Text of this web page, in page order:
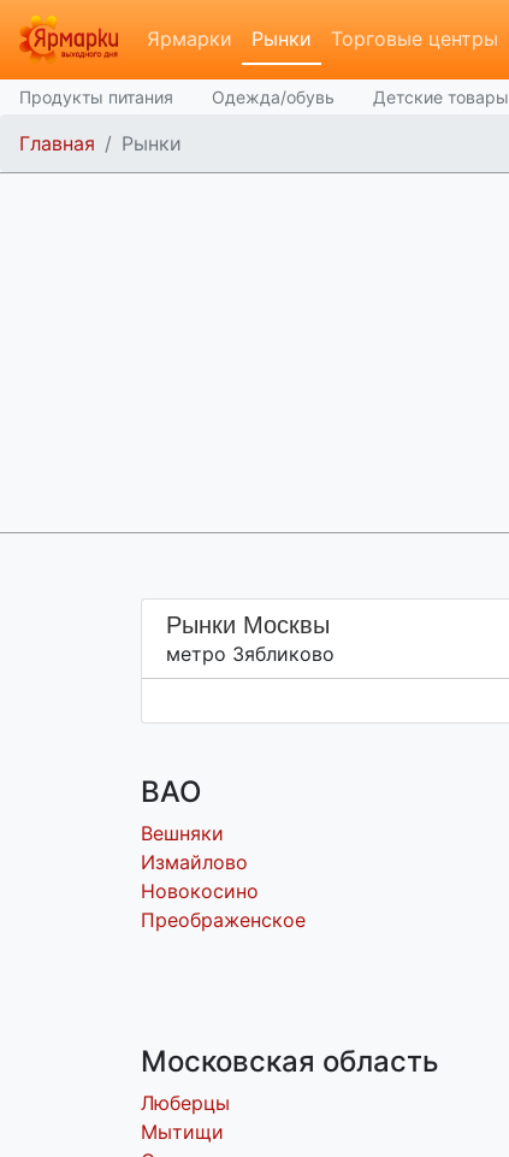
Ярмарки Рынки Торговые центры
Продукты питания Одежда/обувь Детские товары
Главная Рынки
Рынки Москвы
метро Зябликово
ВАО
Вешняки
Измайлово
Новокосино
Преображенское
Московская область
Люберцы
Мытищи